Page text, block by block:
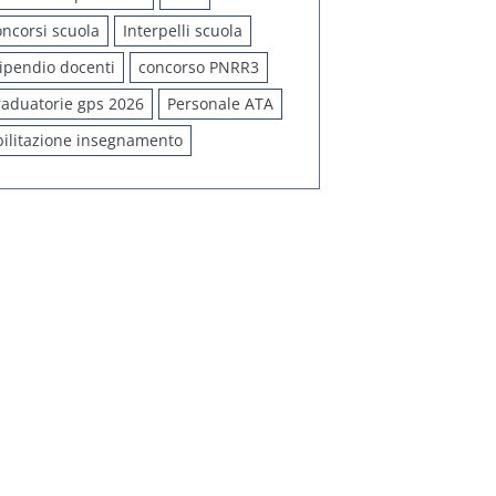
scuola
Interpelli scuola
docenti
concorso PNRR3
gps 2026
Personale ATA
insegnamento